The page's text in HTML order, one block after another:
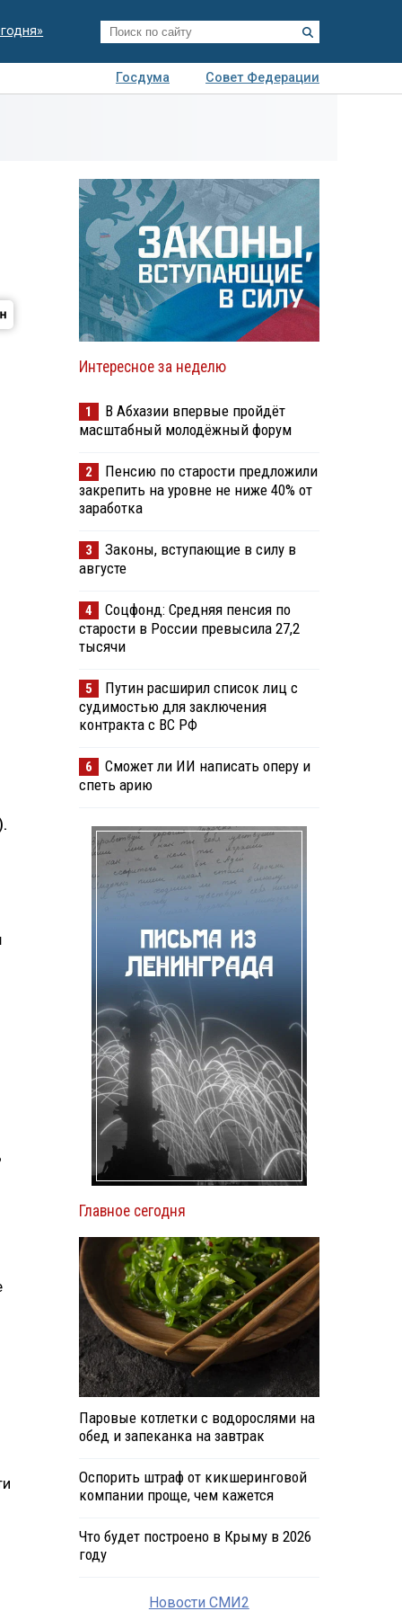
Госдума
Совет Федерации
Интересное за неделю
1
В Абхазии впервые пройдёт
масштабный молодёжный форум
2
Пенсию по старости предложили
закрепить на уровне не ниже 40% от
заработка
3
Законы, вступающие в силу в
августе
4
Соцфонд: Средняя пенсия по
старости в России превысила 27,2
тысячи
5
Путин расширил список лиц с
судимостью для заключения
контракта с ВС РФ
6
Сможет ли ИИ написать оперу и
спеть арию
Главное сегодня
Паровые котлетки с водорослями на
обед и запеканка на завтрак
Оспорить штраф от кикшеринговой
компании проще, чем кажется
Что будет построено в Крыму в 2026
году
Новости СМИ2